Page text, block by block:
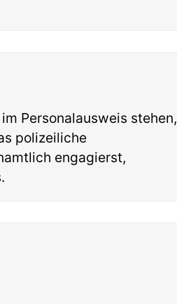
Personalausweis stehen,
polizeiliche
engagierst,